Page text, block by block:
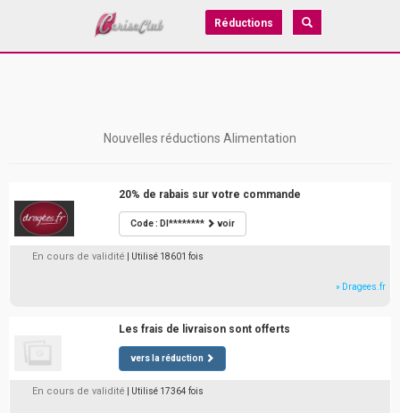
Réductions
Nouvelles réductions Alimentation
20% de rabais sur votre commande
Code : DI******** voir
En cours de validité | Utilisé 18601 fois
» Dragees.fr
Les frais de livraison sont offerts
vers la réduction
En cours de validité | Utilisé 17364 fois